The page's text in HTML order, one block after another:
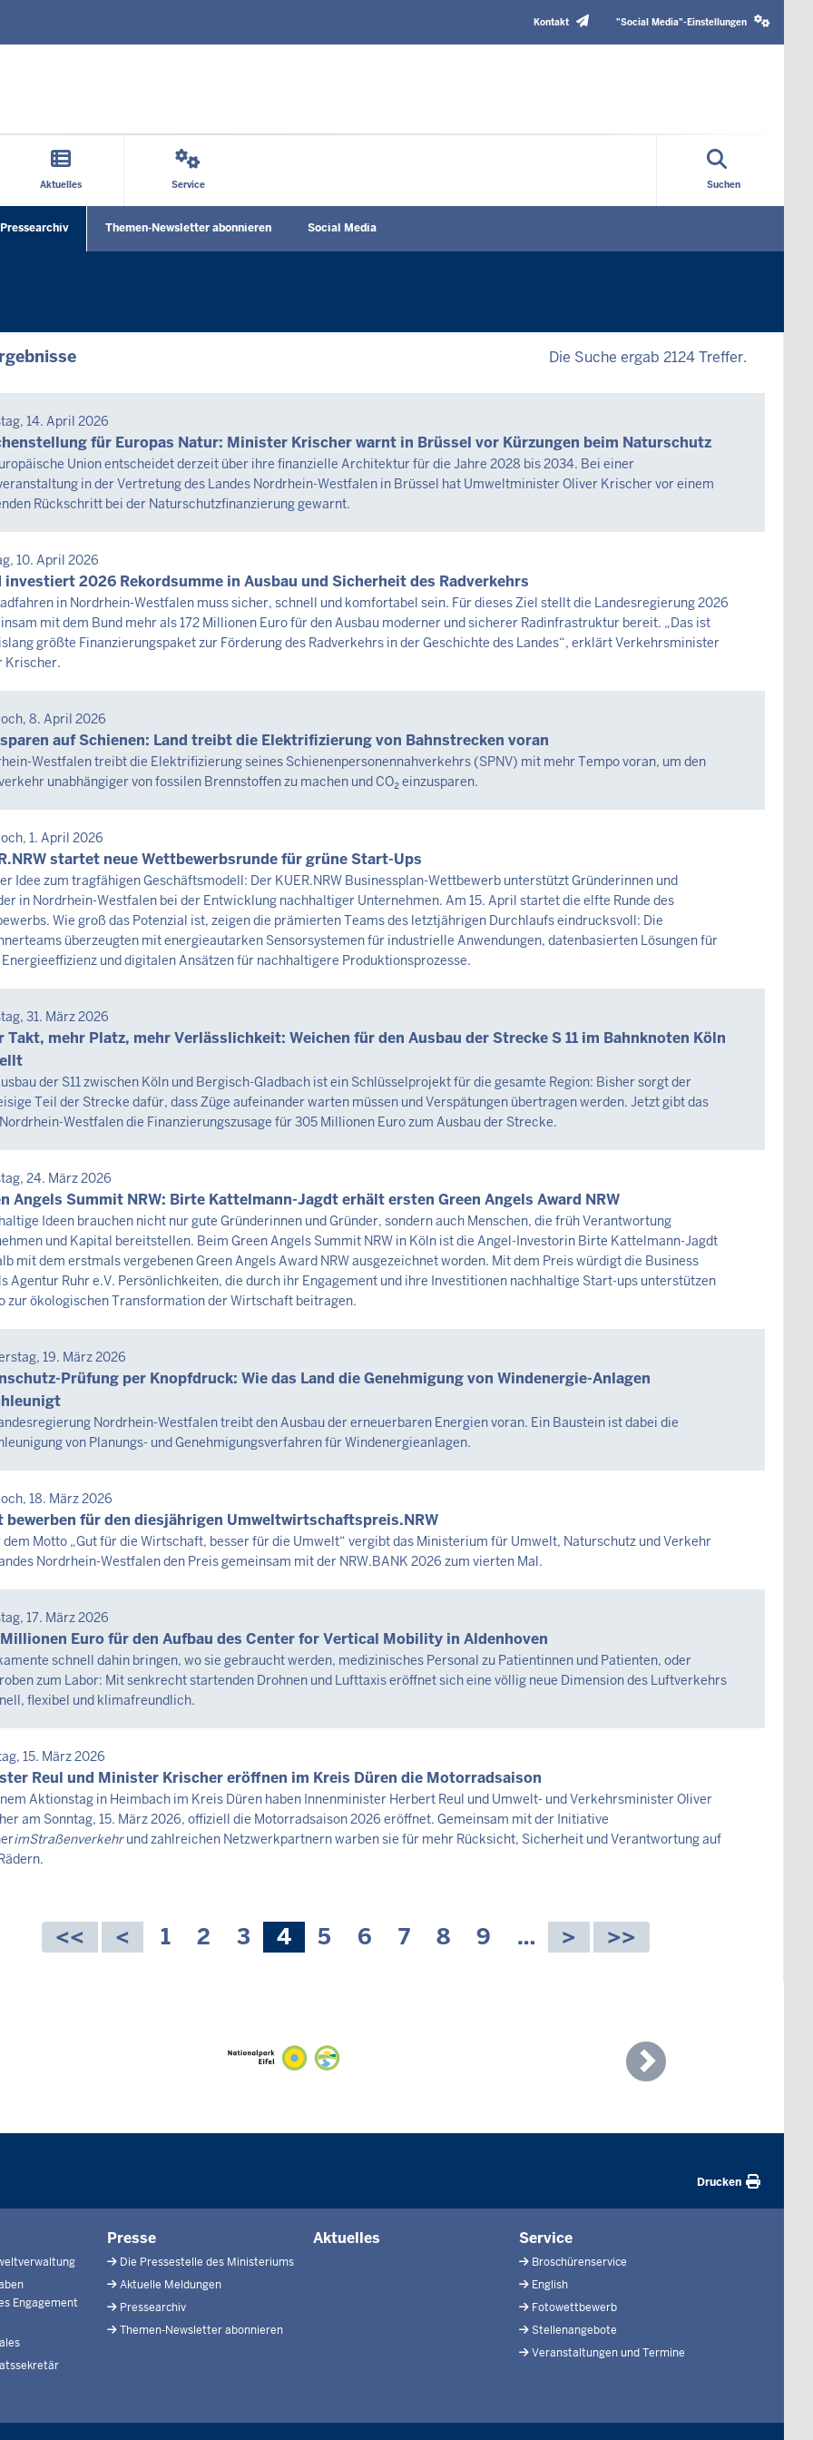
TopKontakt
media
"Social Media"-Einstellungen
Aktuelles Service Suchen
Pressearchiv Themen-Newsletter abonnieren Social Media
Die Suche ergab 2124 Treffer.
14. April 2026
für Europas Natur: Minister Krischer warnt in Brüssel vor Kürzungen beim Naturschutz
Union entscheidet derzeit über ihre finanzielle Architektur für die Jahre 2028 bis 2034. Bei einer
in der Vertretung des Landes Nordrhein-Westfalen in Brüssel hat Umweltminister Oliver Krischer vor einem
Rückschritt bei der Naturschutzfinanzierung gewarnt.
10. April 2026
investiert 2026 Rekordsumme in Ausbau und Sicherheit des Radverkehrs
in Nordrhein-Westfalen muss sicher, schnell und komfortabel sein. Für dieses Ziel stellt die Landesregierung 2026
mit dem Bund mehr als 172 Millionen Euro für den Ausbau moderner und sicherer Radinfrastruktur bereit. „Das ist
größte Finanzierungspaket zur Förderung des Radverkehrs in der Geschichte des Landes“, erklärt Verkehrsminister
Krischer.
8. April 2026
sparen auf Schienen: Land treibt die Elektrifizierung von Bahnstrecken voran
Westfalen treibt die Elektrifizierung seines Schienenpersonennahverkehrs (SPNV) mit mehr Tempo voran, um den
unabhängiger von fossilen Brennstoffen zu machen und CO₂ einzusparen.
1. April 2026
startet neue Wettbewerbsrunde für grüne Start-Ups
Idee zum tragfähigen Geschäftsmodell: Der KUER.NRW Businessplan-Wettbewerb unterstützt Gründerinnen und
in Nordrhein-Westfalen bei der Entwicklung nachhaltiger Unternehmen. Am 15. April startet die elfte Runde des
Wie groß das Potenzial ist, zeigen die prämierten Teams des letztjährigen Durchlaufs eindrucksvoll: Die
überzeugten mit energieautarken Sensorsystemen für industrielle Anwendungen, datenbasierten Lösungen für
und digitalen Ansätzen für nachhaltigere Produktionsprozesse.
31. März 2026
Takt, mehr Platz, mehr Verlässlichkeit: Weichen für den Ausbau der Strecke S 11 im Bahnknoten Köln
der S11 zwischen Köln und Bergisch-Gladbach ist ein Schlüsselprojekt für die gesamte Region: Bisher sorgt der
Teil der Strecke dafür, dass Züge aufeinander warten müssen und Verspätungen übertragen werden. Jetzt gibt das
Westfalen die Finanzierungszusage für 305 Millionen Euro zum Ausbau der Strecke.
24. März 2026
Angels Summit NRW: Birte Kattelmann-Jagdt erhält ersten Green Angels Award NRW
Ideen brauchen nicht nur gute Gründerinnen und Gründer, sondern auch Menschen, die früh Verantwortung
und Kapital bereitstellen. Beim Green Angels Summit NRW in Köln ist die Angel-Investorin Birte Kattelmann-Jagdt
mit dem erstmals vergebenen Green Angels Award NRW ausgezeichnet worden. Mit dem Preis würdigt die Business
Agentur Ruhr e.V. Persönlichkeiten, die durch ihr Engagement und ihre Investitionen nachhaltige Start-ups unterstützen
zur ökologischen Transformation der Wirtschaft beitragen.
19. März 2026
Prüfung per Knopfdruck: Wie das Land die Genehmigung von Windenergie-Anlagen
Nordrhein-Westfalen treibt den Ausbau der erneuerbaren Energien voran. Ein Baustein ist dabei die
von Planungs- und Genehmigungsverfahren für Windenergieanlagen.
18. März 2026
bewerben für den diesjährigen Umweltwirtschaftspreis.NRW
dem Motto „Gut für die Wirtschaft, besser für die Umwelt“ vergibt das Ministerium für Umwelt, Naturschutz und Verkehr
Nordrhein-Westfalen den Preis gemeinsam mit der NRW.BANK 2026 zum vierten Mal.
17. März 2026
Euro für den Aufbau des Center for Vertical Mobility in Aldenhoven
schnell dahin bringen, wo sie gebraucht werden, medizinisches Personal zu Patientinnen und Patienten, oder
zum Labor: Mit senkrecht startenden Drohnen und Lufttaxis eröffnet sich eine völlig neue Dimension des Luftverkehrs
flexibel und klimafreundlich.
15. März 2026
Reul und Minister Krischer eröffnen im Kreis Düren die Motorradsaison
Aktionstag in Heimbach im Kreis Düren haben Innenminister Herbert Reul und Umwelt- und Verkehrsminister Oliver
am Sonntag, 15. März 2026, offiziell die Motorradsaison 2026 eröffnet. Gemeinsam mit der Initiative
imStraßenverkehrund zahlreichen Netzwerkpartnern warben sie für mehr Rücksicht, Sicherheit und Verantwortung auf
Seite
1 Seite
2 Seite
3 Aktuelle
Seite
4 Seite
5 Seite
6 Seite
7 Seite
8 Seite
9 …
Next
Drucken
Engagement
Presse
Die Pressestelle des Ministeriums
Aktuelle Meldungen
Pressearchiv
Themen-Newsletter abonnieren
Aktuelles Service
Broschürenservice
English
Fotowettbewerb
Stellenangebote
Veranstaltungen und Termine